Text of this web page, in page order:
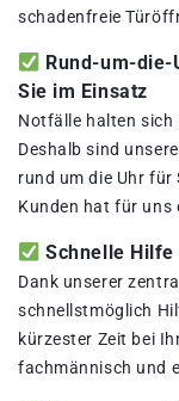
schadenfreie
Rund-um-
Sie im Einsatz
Notfälle halten sich
Deshalb sind
rund um die Uhr für
Kunden hat für uns
Schnelle
Dank unserer
schnellstmöglich
kürzester Zeit bei
fachmännisch und